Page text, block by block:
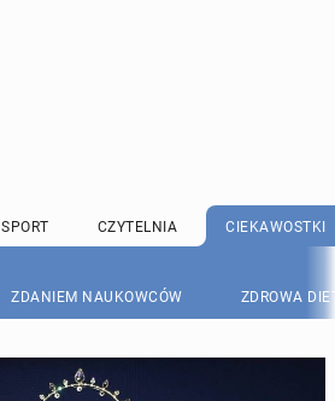
SPORT CZYTELNIA CIEKAWOSTKI
ZDANIEM NAUKOWCÓW ZDROWA